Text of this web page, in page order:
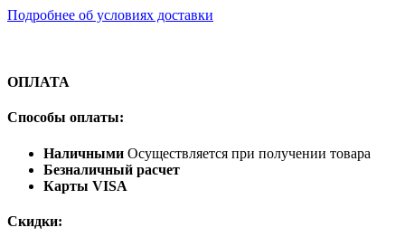
Подробнее об условиях доставки
ОПЛАТА
Способы оплаты:
Наличными Осуществляется при получении товара
Безналичный расчет
Карты VISA
Скидки: